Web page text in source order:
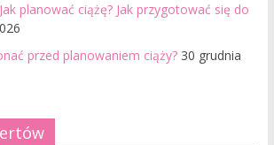
planować ciążę? Jak przygotować się do
przed planowaniem ciąży? 30 grudnia